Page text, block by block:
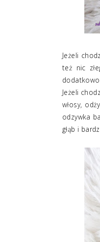
Jeżeli
też nic
Jeżeli
włosy,
odzywka
głąb i